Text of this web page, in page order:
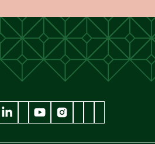
Jan Cunen
Museum Jan Cunen
Museum Jan Cunen
linkedin Museum Jan Cunen
googleplus Museum Jan Cunen
youtube Museum Jan Cunen
instagram Museum